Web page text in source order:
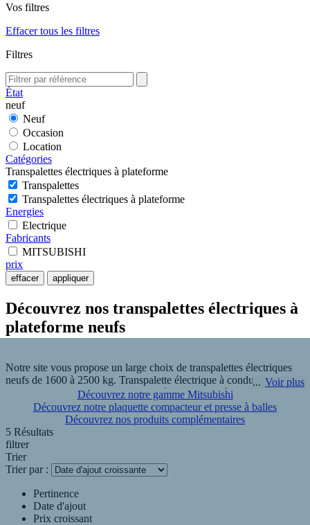
Vos filtres
Effacer tous les filtres
Filtres
État
neuf
Neuf
Occasion
Location
Catégories
Transpalettes électriques à plateforme
Transpalettes
Transpalettes électriques à plateforme
Energies
Electrique
Fabricants
MITSUBISHI
prix
effacer appliquer
Découvrez nos transpalettes électriques à
plateforme neufs
Notre site vous propose un large choix de transpalettes électriques
neufs de 1600 à 2500 kg. Transpalette électrique à conducteur
accompagnant, transpalette autoporté, transpalette à plateforme ou
peseur. Les transpalettes sont des solutions très utilisées pour la
manutention sécurisée, rapide et simple dans les magasins, les
entrepôts et les quais de chargement. Le Transpalette autoporté
permet de réduire la fatigue des opérateurs grâce à sa plateforme.
R.P.A - Manutention Vivier à Sainte Catherine vous propose une
sélection de transpalettes électriques à plateforme neuf pour prendre
soin de la santé et de la sécurité de vos opérateurs.
Voir plus
Découvrez notre gamme Mitsubishi
Découvrez notre plaquette compacteur et presse à balles
Découvrez nos produits complémentaires
5 Résultats
filtrer
Trier
Trier par :
Pertinence
Date d'ajout
Prix croissant